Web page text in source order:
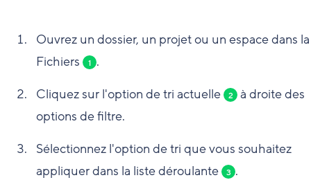
Ouvrez un dossier, un projet ou un espace dans
Fichiers
1 .
Cliquez sur l'option de tri actuelle
2
à droite des
options de filtre.
Sélectionnez l'option de tri que vous souhaitez
appliquer dans la liste déroulante
3 .